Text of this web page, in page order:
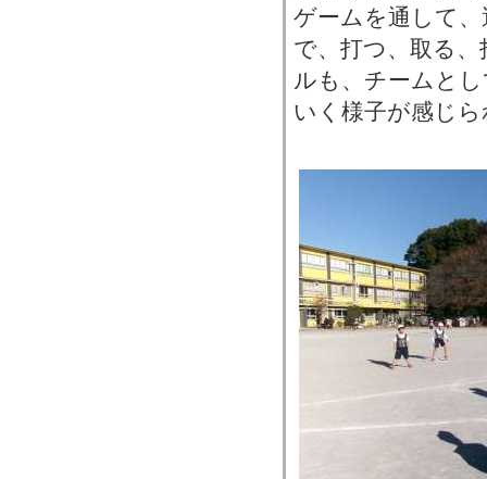
ゲームを通して
で、打つ、取る
ルも、チームと
いく様子が感じ